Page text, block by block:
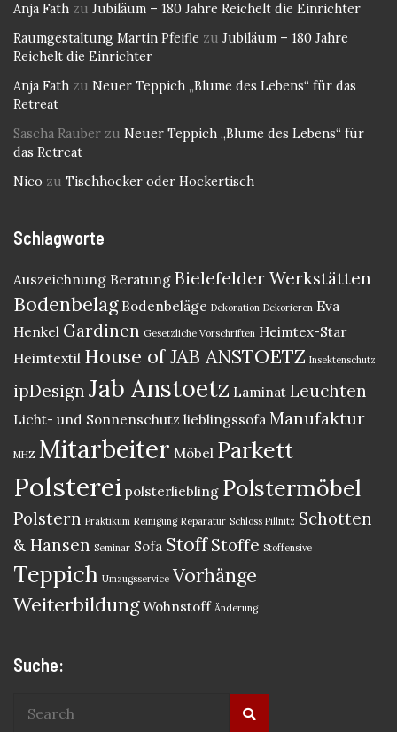
Anja Fath zu Jubiläum – 180 Jahre Reichelt die Einrichter
Raumgestaltung Martin Pfeifle zu Jubiläum – 180 Jahre
Reichelt die Einrichter
Anja Fath zu Neuer Teppich „Blume des Lebens“ für das
Retreat
Sascha Rauber zu Neuer Teppich „Blume des Lebens“ für
das Retreat
Nico zu Tischhocker oder Hockertisch
Schlagworte
Auszeichnung Beratung Bielefelder Werkstätten
Bodenbelag Bodenbeläge Dekoration Dekorieren Eva
Henkel Gardinen Gesetzliche Vorschriften Heimtex-Star
Heimtextil House of JAB ANSTOETZ Insektenschutz
ipDesign Jab Anstoetz Laminat Leuchten
Licht- und Sonnenschutz lieblingssofa Manufaktur
MHZ Mitarbeiter Möbel Parkett
Polsterei polsterliebling Polstermöbel
Polstern Praktikum Reinigung Reparatur Schloss Pillnitz Schotten
& Hansen Seminar Sofa Stoff Stoffe Stoffensive
Teppich Umzugsservice Vorhänge
Weiterbildung Wohnstoff Änderung
Suche: